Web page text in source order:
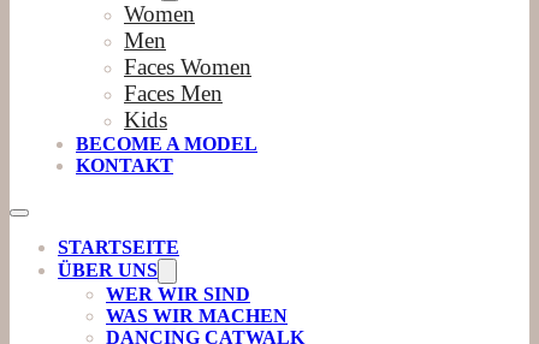
Women
Men
Faces Women
Faces Men
Kids
BECOME A MODEL
KONTAKT
STARTSEITE
ÜBER UNS
WER WIR SIND
WAS WIR MACHEN
DANCING CATWALK